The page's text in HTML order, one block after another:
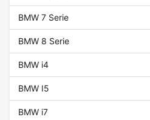
BMW 7 Serie
BMW 8 Serie
BMW i4
BMW I5
BMW i7